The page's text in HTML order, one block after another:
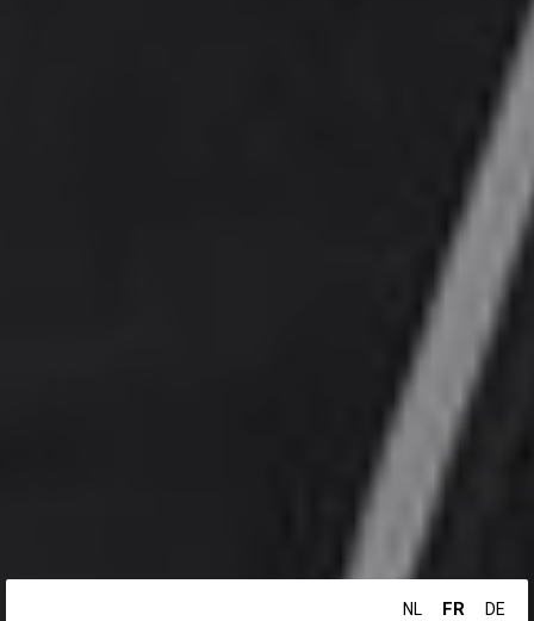
NL FR DE